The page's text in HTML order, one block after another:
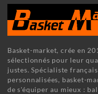
Basket-market, crée en
sélectionnés pour leur
justes. Spécialiste
personnalisées, basket-
de s'équiper au mieux :